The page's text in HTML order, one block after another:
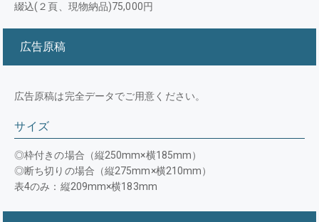
綴込(２頁、現物納品)75,000円
広告原稿
広告原稿は完全データでご用意ください。
サイズ
◎枠付きの場合（縦250mm×横185mm）
◎断ち切りの場合（縦275mm×横210mm）
表4のみ：縦209mm×横183mm